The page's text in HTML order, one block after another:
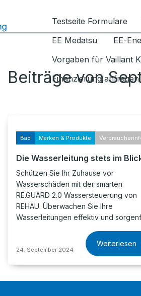
Testseite Formulare
EE Medatsu
EE-
Vorgaben für Vaillant
Finanzierung anfragen
Beiträge von
Bad Marken & Produkte
Die Wasserleitung stets im
Schützen Sie Ihr Zuhause vor
Wasserschäden mit der smarten
RE.GUARD 2.0 Wassersteuerung von
REHAU. Überwachen Sie Ihre
Wasserleitungen effektiv und
24. September 2024
Weiterlesen